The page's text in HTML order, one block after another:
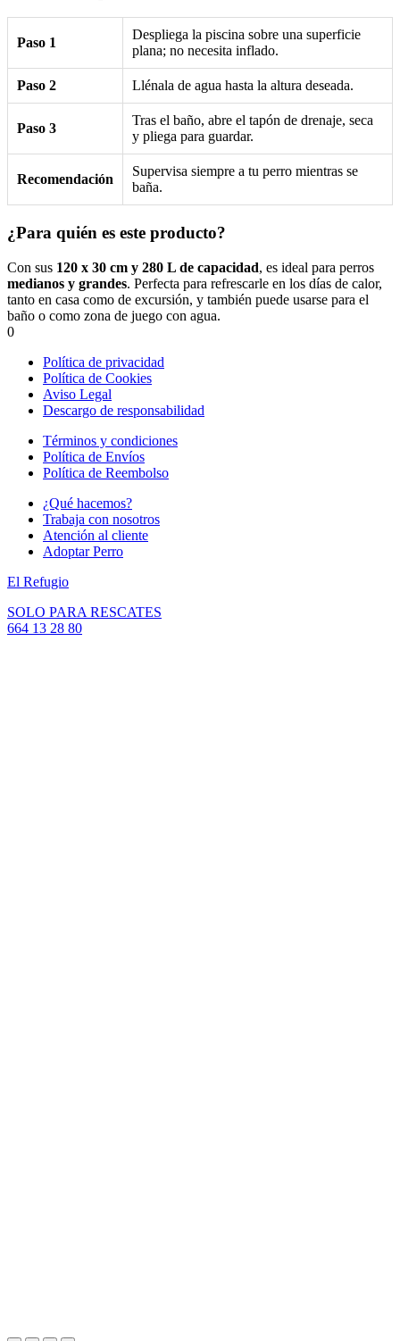
Paso 1
Despliega la piscina sobre una superficie
plana; no necesita inflado.
Paso 2 Llénala de agua hasta la altura deseada.
Paso 3
Tras el baño, abre el tapón de drenaje, seca
y pliega para guardar.
Recomendación
Supervisa siempre a tu perro mientras se
baña.
¿Para quién es este producto?
Con sus 120 x 30 cm y 280 L de capacidad, es ideal para perros
medianos y grandes. Perfecta para refrescarle en los días de calor,
tanto en casa como de excursión, y también puede usarse para el
baño o como zona de juego con agua.
0
Política de privacidad
Política de Cookies
Aviso Legal
Descargo de responsabilidad
Términos y condiciones
Política de Envíos
Política de Reembolso
¿Qué hacemos?
Trabaja con nosotros
Atención al cliente
Adoptar Perro
El Refugio
SOLO PARA RESCATES
664 13 28 80